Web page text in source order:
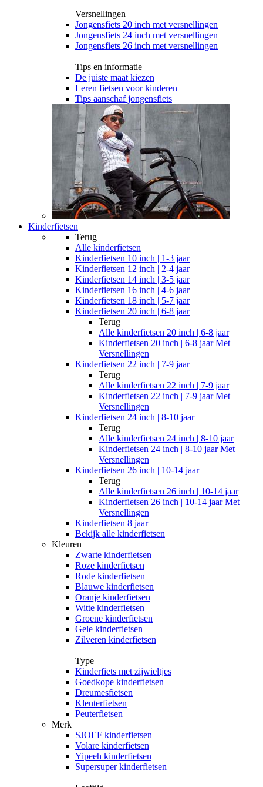
Versnellingen
Jongensfiets 20 inch met versnellingen
Jongensfiets 24 inch met versnellingen
Jongensfiets 26 inch met versnellingen
Tips en informatie
De juiste maat kiezen
Leren fietsen voor kinderen
Tips aanschaf jongensfiets
Kinderfietsen
Terug
Alle kinderfietsen
Kinderfietsen 10 inch | 1-3 jaar
Kinderfietsen 12 inch | 2-4 jaar
Kinderfietsen 14 inch | 3-5 jaar
Kinderfietsen 16 inch | 4-6 jaar
Kinderfietsen 18 inch | 5-7 jaar
Kinderfietsen 20 inch | 6-8 jaar
Terug
Alle kinderfietsen 20 inch | 6-8 jaar
Kinderfietsen 20 inch | 6-8 jaar Met
Versnellingen
Kinderfietsen 22 inch | 7-9 jaar
Terug
Alle kinderfietsen 22 inch | 7-9 jaar
Kinderfietsen 22 inch | 7-9 jaar Met
Versnellingen
Kinderfietsen 24 inch | 8-10 jaar
Terug
Alle kinderfietsen 24 inch | 8-10 jaar
Kinderfietsen 24 inch | 8-10 jaar Met
Versnellingen
Kinderfietsen 26 inch | 10-14 jaar
Terug
Alle kinderfietsen 26 inch | 10-14 jaar
Kinderfietsen 26 inch | 10-14 jaar Met
Versnellingen
Kinderfietsen 8 jaar
Bekijk alle kinderfietsen
Kleuren
Zwarte kinderfietsen
Roze kinderfietsen
Rode kinderfietsen
Blauwe kinderfietsen
Oranje kinderfietsen
Witte kinderfietsen
Groene kinderfietsen
Gele kinderfietsen
Zilveren kinderfietsen
Type
Kinderfiets met zijwieltjes
Goedkope kinderfietsen
Dreumesfietsen
Kleuterfietsen
Peuterfietsen
Merk
SJOEF kinderfietsen
Volare kinderfietsen
Yipeeh kinderfietsen
Supersuper kinderfietsen